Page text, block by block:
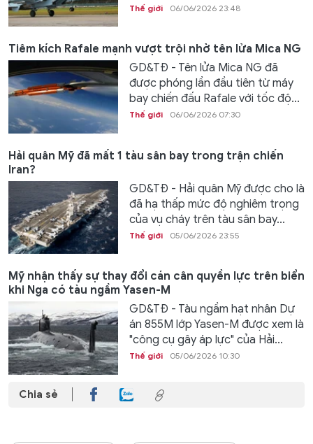
Thế giới 06/06/2026 23:48
Tiêm kích Rafale mạnh vượt trội nhờ tên lửa Mica NG
GD&TĐ - Tên lửa Mica NG đã
được phóng lần đầu tiên từ máy
bay chiến đấu Rafale với tốc độ...
Thế giới 06/06/2026 07:30
Hải quân Mỹ đã mất 1 tàu sân bay trong trận chiến
Iran?
GD&TĐ - Hải quân Mỹ được cho là
đã hạ thấp mức độ nghiêm trọng
của vụ cháy trên tàu sân bay...
Thế giới 05/06/2026 23:55
Mỹ nhận thấy sự thay đổi cán cân quyền lực trên biển
khi Nga có tàu ngầm Yasen-M
GD&TĐ - Tàu ngầm hạt nhân Dự
án 855M lớp Yasen-M được xem là
"công cụ gây áp lực" của Hải...
Thế giới 05/06/2026 10:30
Chia sẻ